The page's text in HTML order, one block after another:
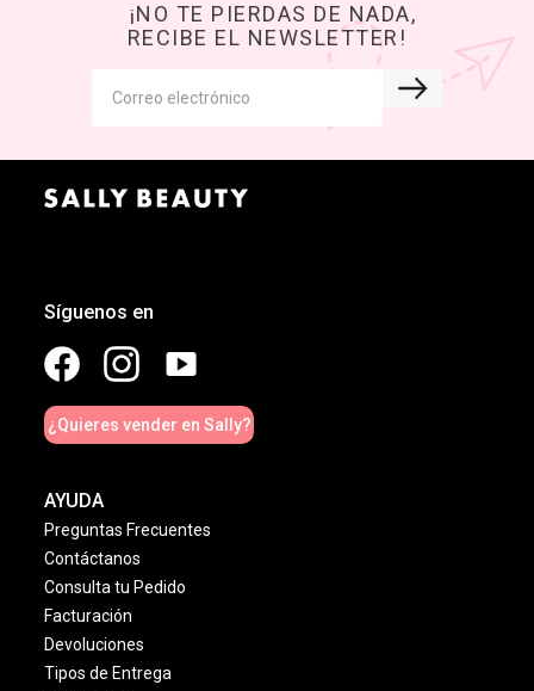
¡NO TE PIERDAS DE NADA,
RECIBE EL NEWSLETTER!
Síguenos en
¿Quieres vender en Sally?
AYUDA
Preguntas Frecuentes
Contáctanos
Consulta tu Pedido
Facturación
Devoluciones
Tipos de Entrega